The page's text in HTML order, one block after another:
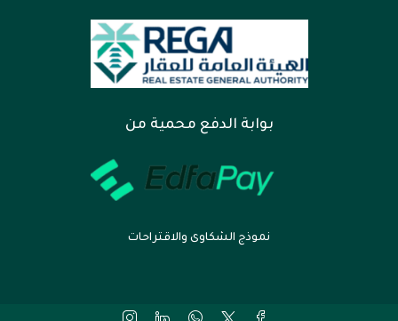
بوابة الدفع محمية من
نموذج الشكاوى والاقتراحات